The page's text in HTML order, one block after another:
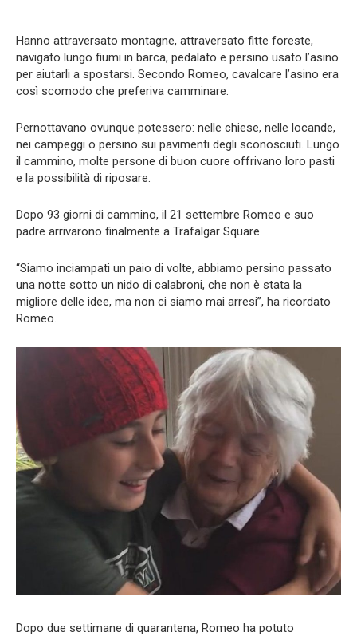
Hanno attraversato montagne, attraversato fitte foreste,
navigato lungo fiumi in barca, pedalato e persino usato l’asino
per aiutarli a spostarsi. Secondo Romeo, cavalcare l’asino era
così scomodo che preferiva camminare.
Pernottavano ovunque potessero: nelle chiese, nelle locande,
nei campeggi o persino sui pavimenti degli sconosciuti. Lungo
il cammino, molte persone di buon cuore offrivano loro pasti
e la possibilità di riposare.
Dopo 93 giorni di cammino, il 21 settembre Romeo e suo
padre arrivarono finalmente a Trafalgar Square.
“Siamo inciampati un paio di volte, abbiamo persino passato
una notte sotto un nido di calabroni, che non è stata la
migliore delle idee, ma non ci siamo mai arresi”, ha ricordato
Romeo.
Dopo due settimane di quarantena, Romeo ha potuto